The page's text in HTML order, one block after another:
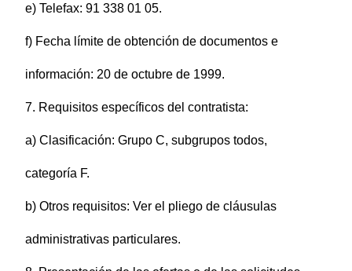
e) Telefax: 91 338 01 05.
f) Fecha límite de obtención de documentos e
información: 20 de octubre de 1999.
7. Requisitos específicos del contratista:
a) Clasificación: Grupo C, subgrupos todos,
categoría F.
b) Otros requisitos: Ver el pliego de cláusulas
administrativas particulares.